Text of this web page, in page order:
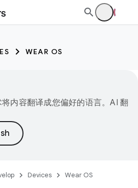
WEAR OS
内容翻译成您偏好的语言。AI 翻
Devices Wear OS